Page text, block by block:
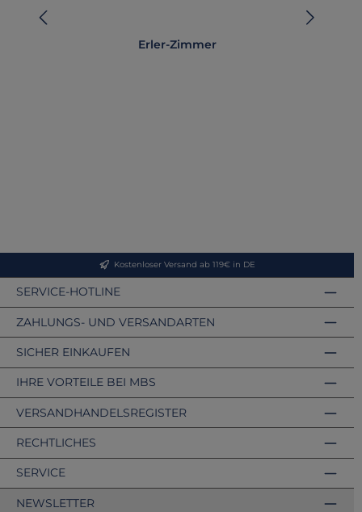
Erler-Zimmer
Kostenloser Versand ab 119€ in DE
SERVICE-HOTLINE
ZAHLUNGS- UND VERSANDARTEN
VERSANDHANDELSREGISTER
SICHER EINKAUFEN
IHRE VORTEILE BEI MBS
RECHTLICHES
SERVICE
NEWSLETTER